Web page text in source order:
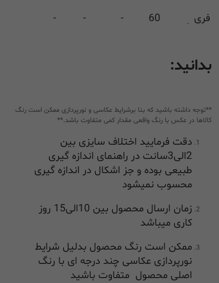
فری -
60
-
-
-
بدانید:
**توجه داشته باشید که بنا برشرایط عکاسی و نورپردازی ممکن است رنگ
کالاها در عکس با رنگ واقعی مقدار کمی متفاوت باشد.**
دقت فرمایید اختلاف سایزی بین
2الی3سانت در راهنمای اندازه گیری
طبیعی بوده و جز اشکال در اندازه گیری
محسوب نمیشود
زمان ارسال محصول بین 10الی15 روز
کاری میباشد
ممکن است رنگ محصول بدلیل شرایط
نورپردازی عکاسی چند درجه ای با رنگ
اصلی محصول متفاوت باشید